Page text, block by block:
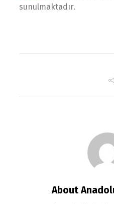
sunulmaktadır.
About